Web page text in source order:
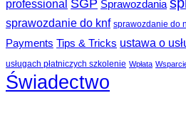
professional SGP Sprawozdania
sprawozdanie do knf sprawozdanie do
Payments Tips & Tricks ustawa o
usługach płatniczych szkolenie Wpłata
Świadectwo